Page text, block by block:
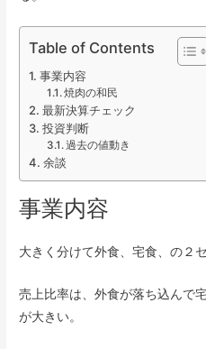
Table of Contents
事業内容
焼肉の和民
最新決算チェック
投資判断
過去の値動き
余談
事業内容
大きく分けて外食、宅食、の２
売上比率は、外食が落ち込んで
が大きい。